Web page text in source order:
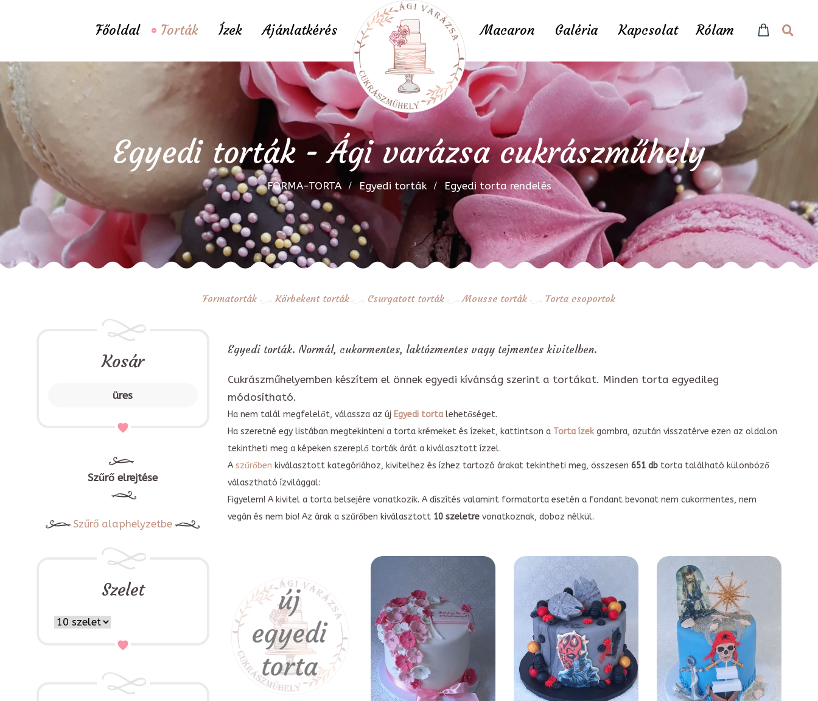
Főoldal Torták Ízek Ajánlatkérés Macaron Galéria Kapcsolat Rólam
Egyedi torták - Ági varázsa cukrászműhely
FORMA-TORTA Egyedi torták Egyedi torta rendelés
Formatorták Körbekent torták Csurgatott torták Mousse torták Torta csoportok
Kosár
üres
Szűrő elrejtése
Szűrő alaphelyzetbe
Szelet
Egyedi torták. Normál, cukormentes, laktózmentes vagy tejmentes kivitelben.
Cukrászműhelyemben készítem el önnek egyedi kívánság szerint a tortákat. Minden torta egyedileg
módosítható.
Ha nem talál megfelelőt, válassza az új Egyedi tortalehetőséget.
Ha szeretné egy listában megtekinteni a torta krémeket és ízeket, kattintson a Torta ízekgombra, azután visszatérve ezen az oldalon
tekintheti meg a képeken szereplő torták árát a kiválasztott ízzel.
A szűrőben kiválasztott kategóriához, kivitelhez és ízhez tartozó árakat tekintheti meg, összesen 651 dbtorta található különböző
választható ízvilággal:
Figyelem! A kivitel a torta belsejére vonatkozik. A díszítés valamint formatorta esetén a fondant bevonat nem cukormentes, nem
vegán és nem bio! Az árak a szűrőben kiválasztott 10 szeletrevonatkoznak, doboz nélkül.